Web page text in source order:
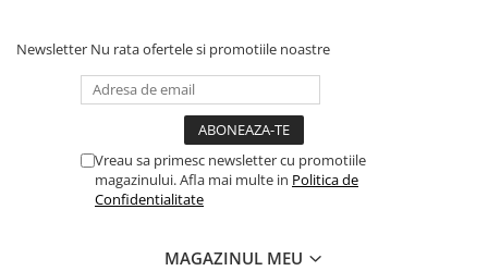
Newsletter Nu rata ofertele si promotiile noastre
Vreau sa primesc newsletter cu promotiile
magazinului. Afla mai multe in Politica de
Confidentialitate
MAGAZINUL MEU